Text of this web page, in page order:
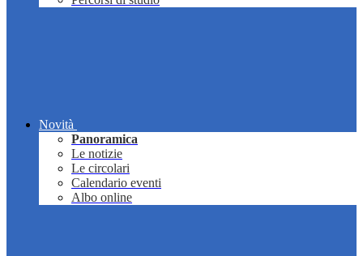
Novità
Panoramica
Le notizie
Le circolari
Calendario eventi
Albo online